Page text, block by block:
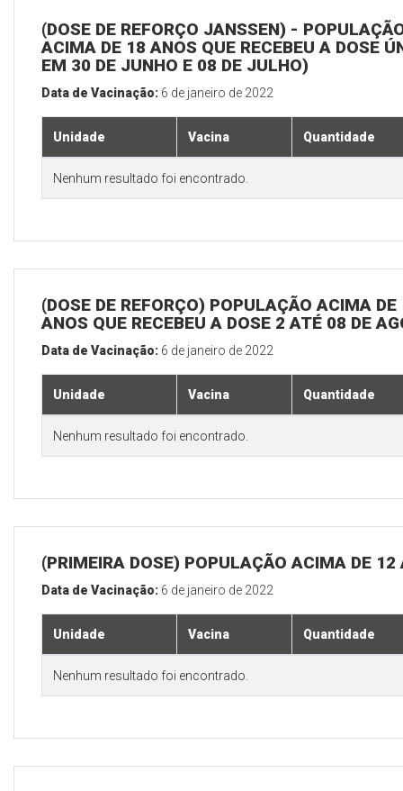
(DOSE DE REFORÇO JANSSEN) -
ACIMA DE 18 ANOS QUE RECEBEU A DOSE
EM 30 DE JUNHO E 08 DE JULHO)
Data de Vacinação: 6 de janeiro de 2022
Unidade Vacina Quantidade
Nenhum resultado foi encontrado.
(DOSE DE REFORÇO) POPULAÇÃO ACIMA DE
ANOS QUE RECEBEU A DOSE 2 ATÉ 08 DE
Data de Vacinação: 6 de janeiro de 2022
Unidade Vacina Quantidade
Nenhum resultado foi encontrado.
(PRIMEIRA DOSE) POPULAÇÃO ACIMA DE 12
Data de Vacinação: 6 de janeiro de 2022
Unidade Vacina Quantidade
Nenhum resultado foi encontrado.